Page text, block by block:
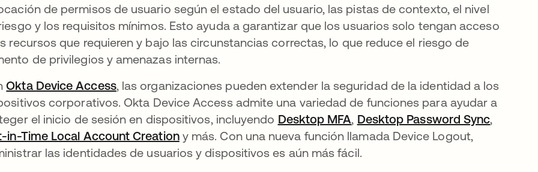
de permisos de usuario según el estado del usuario, las pistas de contexto, el nivel
y los requisitos mínimos. Esto ayuda a garantizar que los usuarios solo tengan acceso
recursos que requieren y bajo las circunstancias correctas, lo que reduce el riesgo de
de privilegios y amenazas internas.
Okta Device Access, las organizaciones pueden extender la seguridad de la identidad a los
corporativos. Okta Device Access admite una variedad de funciones para ayudar a
el inicio de sesión en dispositivos, incluyendo Desktop MFA, Desktop Password Sync,
in-Time Local Account Creationy más. Con una nueva función llamada Device Logout,
las identidades de usuarios y dispositivos es aún más fácil.